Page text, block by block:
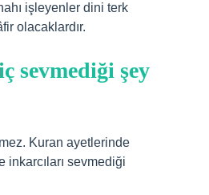
işleyenler dini terk
olacaklardır.
sevmediği şey
Kuran ayetlerinde
inkarcıları sevmediği